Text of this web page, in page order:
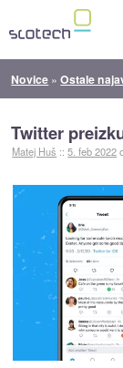
Novice »Ostale
Twitter
Matej Huš ::5. feb 2022